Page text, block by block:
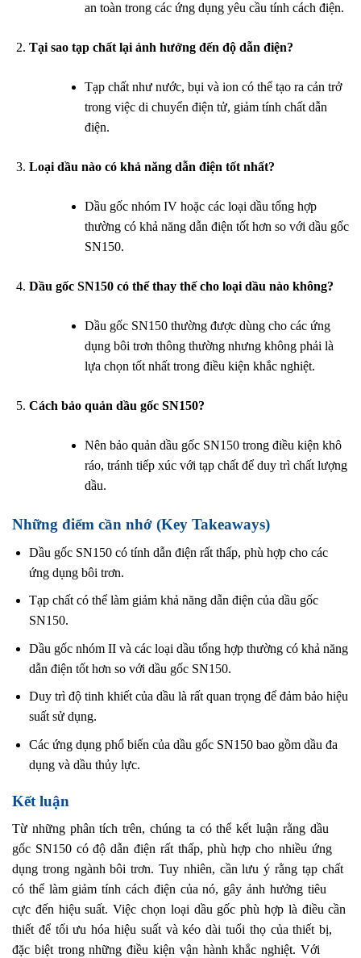
an toàn trong các ứng dụng yêu cầu tính cách điện.
Tại sao tạp chất lại ảnh hưởng đến độ dẫn điện?
Tạp chất như nước, bụi và ion có thể tạo ra cản trở
trong việc di chuyển điện tử, giảm tính chất dẫn
điện.
Loại dầu nào có khả năng dẫn điện tốt nhất?
Dầu gốc nhóm IV hoặc các loại dầu tổng hợp
thường có khả năng dẫn điện tốt hơn so với dầu gốc
SN150.
Dầu gốc SN150 có thể thay thế cho loại dầu nào không?
Dầu gốc SN150 thường được dùng cho các ứng
dụng bôi trơn thông thường nhưng không phải là
lựa chọn tốt nhất trong điều kiện khắc nghiệt.
Cách bảo quản dầu gốc SN150?
Nên bảo quản dầu gốc SN150 trong điều kiện khô
ráo, tránh tiếp xúc với tạp chất để duy trì chất lượng
dầu.
Những điểm cần nhớ (Key Takeaways)
Dầu gốc SN150 có tính dẫn điện rất thấp, phù hợp cho các
ứng dụng bôi trơn.
Tạp chất có thể làm giảm khả năng dẫn điện của dầu gốc
SN150.
Dầu gốc nhóm II và các loại dầu tổng hợp thường có khả năng
dẫn điện tốt hơn so với dầu gốc SN150.
Duy trì độ tinh khiết của dầu là rất quan trọng để đảm bảo hiệu
suất sử dụng.
Các ứng dụng phổ biến của dầu gốc SN150 bao gồm dầu đa
dụng và dầu thủy lực.
Kết luận
Từ những phân tích trên, chúng ta có thể kết luận rằng dầu
gốc SN150 có độ dẫn điện rất thấp, phù hợp cho nhiều ứng
dụng trong ngành bôi trơn. Tuy nhiên, cần lưu ý rằng tạp chất
có thể làm giảm tính cách điện của nó, gây ảnh hưởng tiêu
cực đến hiệu suất. Việc chọn loại dầu gốc phù hợp là điều cần
thiết để tối ưu hóa hiệu suất và kéo dài tuổi thọ của thiết bị,
đặc biệt trong những điều kiện vận hành khắc nghiệt. Với